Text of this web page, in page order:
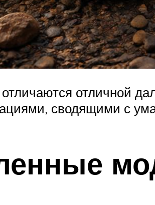
отличной
сводящими с